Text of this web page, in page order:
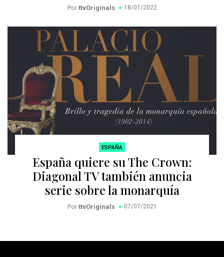
Por ttvOriginals 18/01/2022
ESPAÑA
España quiere su The Crown:
Diagonal TV también anuncia
serie sobre la monarquía
Por ttvOriginals 07/07/2021